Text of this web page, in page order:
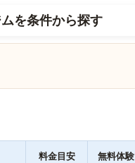
を条件から探す
料金目安 無料体験